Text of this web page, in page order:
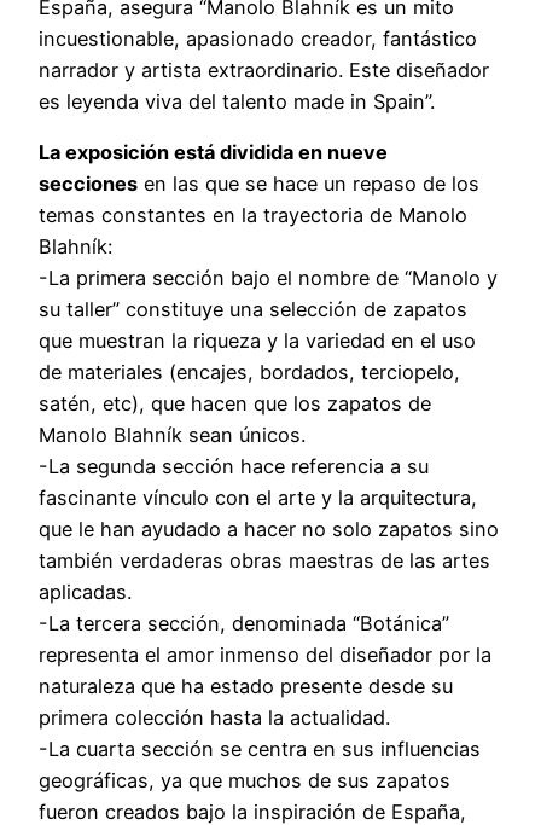
España, asegura “Manolo Blahník es un mito
incuestionable, apasionado creador, fantástico
narrador y artista extraordinario. Este diseñador
es leyenda viva del talento made in Spain”.
La exposición está dividida en nueve
secciones en las que se hace un repaso de los
temas constantes en la trayectoria de Manolo
Blahník:
-La primera sección bajo el nombre de “Manolo y
su taller” constituye una selección de zapatos
que muestran la riqueza y la variedad en el uso
de materiales (encajes, bordados, terciopelo,
satén, etc), que hacen que los zapatos de
Manolo Blahník sean únicos.
-La segunda sección hace referencia a su
fascinante vínculo con el arte y la arquitectura,
que le han ayudado a hacer no solo zapatos sino
también verdaderas obras maestras de las artes
aplicadas.
-La tercera sección, denominada “Botánica”
representa el amor inmenso del diseñador por la
naturaleza que ha estado presente desde su
primera colección hasta la actualidad.
-La cuarta sección se centra en sus influencias
geográficas, ya que muchos de sus zapatos
fueron creados bajo la inspiración de España,